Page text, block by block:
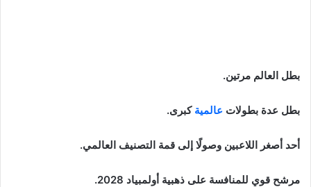
بطل العالم مرتين.
بطل عدة بطولات عالمية كبرى.
أحد أصغر اللاعبين وصولًا إلى قمة التصنيف العالمي.
مرشح قوي للمنافسة على ذهبية أولمبياد 2028.